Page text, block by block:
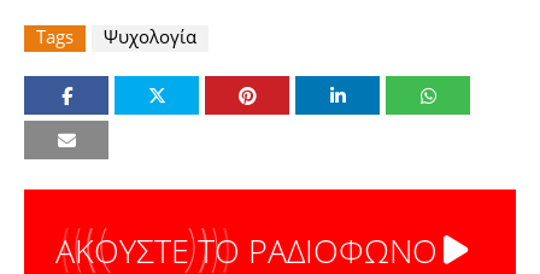
Tags Ψυχολογία
ΑΚΟΥΣΤΕ ΤΟ ΡΑΔΙΟΦΩΝΟ